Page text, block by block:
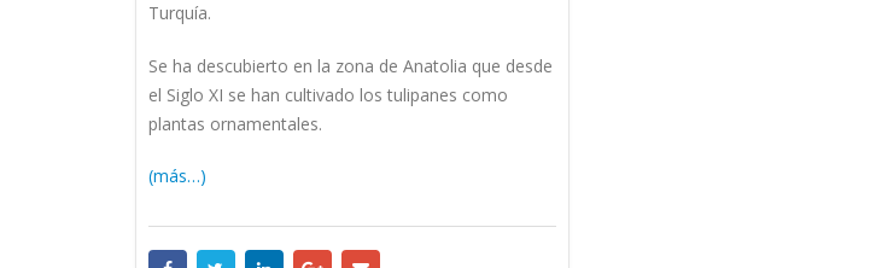
Turquía.
Se ha descubierto en la zona de Anatolia que desde
el Siglo XI se han cultivado los tulipanes como
plantas ornamentales.
(más…)